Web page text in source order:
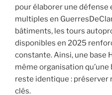
pour élaborer une défense
multiples en
bâtiments, les tours
disponibles en 2025
constante. Ainsi, une base
même organisation qu’une
reste identique :
clés.